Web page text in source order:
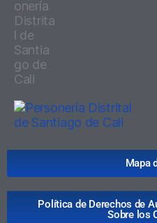
Mapa
Política de Derechos de
Sobre los